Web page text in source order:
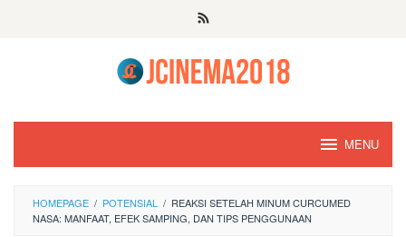
MENU
HOMEPAGE / POTENSIAL / REAKSI SETELAH MINUM CURCUMED
NASA: MANFAAT, EFEK SAMPING, DAN TIPS PENGGUNAAN